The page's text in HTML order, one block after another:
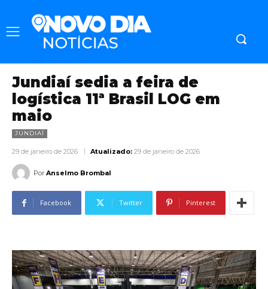
Jundiaí sedia a feira de
logística 11ª Brasil LOG em
maio
JUNDIAÍ
29 de janeiro de 2026 Atualizado: 29 de janeiro de 2026
Por Anselmo Brombal
Facebook Twitter Pinterest